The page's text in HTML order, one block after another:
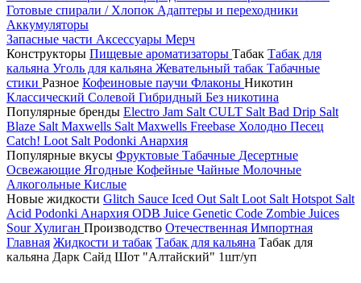
Готовые спирали / Хлопок Адаптеры и переходники
Аккумуляторы
Запасные части Аксессуары Мерч
Конструкторы Пищевые ароматизаторы Табак Табак для
кальяна Уголь для кальяна Жевательный табак Табачные
стики Разное Кофеиновые паучи Флаконы Никотин
Классический Солевой Гибридный Без никотина
Популярные бренды Electro Jam Salt CULT Salt Bad Drip Salt
Blaze Salt Maxwells Salt Maxwells Freebase Холодно Песец
Catch! Loot Salt Podonki Анархия
Популярные вкусы Фруктовые Табачные Десертные
Освежающие Ягодные Кофейные Чайные Молочные
Алкогольные Кислые
Новые жидкости Glitch Sauce Iced Out Salt Loot Salt Hotspot Salt
Acid Podonki Анархия ODB Juice Genetic Code Zombie Juices
Sour Хулиган Производство Отечественная Импортная
Главная Жидкости и табак Табак для кальяна Табак для
кальяна Дарк Сайд Шот "Алтайский" 1шт/уп